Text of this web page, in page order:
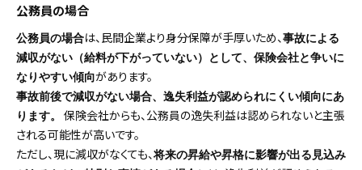
公務員の場合
公務員の場合は、民間企業より身分保障が手厚いため、 事故による
減収がない（給料が下がっていない）として、保険会社と争いに
なりやすい傾向があります。
事故前後で減収がない場合、逸失利益が認められにくい傾向にあ
ります。
保険会社からも、公務員の逸失利益は認められないと主張
される可能性が高いです。
ただし、現に減収がなくても、将来の昇給や昇格に影響が出る見込み